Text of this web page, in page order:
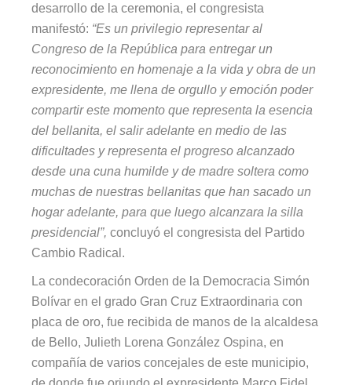
desarrollo de la ceremonia, el congresista
manifestó: “Es un privilegio representar al
Congreso de la República para entregar un
reconocimiento en homenaje a la vida y obra de un
expresidente, me llena de orgullo y emoción poder
compartir este momento que representa la esencia
del bellanita, el salir adelante en medio de las
dificultades y representa el progreso alcanzado
desde una cuna humilde y de madre soltera como
muchas de nuestras bellanitas que han sacado un
hogar adelante, para que luego alcanzara la silla
presidencial”, concluyó el congresista del Partido
Cambio Radical.
La condecoración Orden de la Democracia Simón
Bolívar en el grado Gran Cruz Extraordinaria con
placa de oro, fue recibida de manos de la alcaldesa
de Bello, Julieth Lorena González Ospina, en
compañía de varios concejales de este municipio,